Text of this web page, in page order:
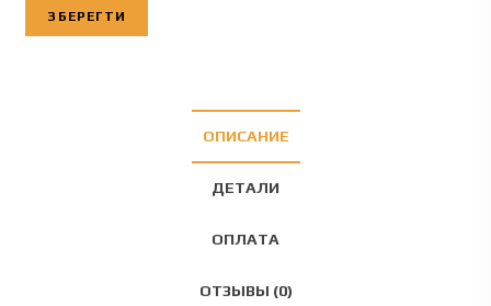
ЗБЕРЕГТИ
ОПИСАНИЕ
ДЕТАЛИ
ОПЛАТА
ОТЗЫВЫ (0)